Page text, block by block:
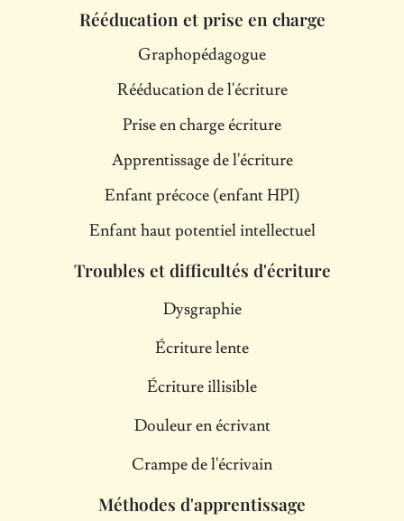
m
Rééducation et prise en charge
Graphopédagogue
Rééducation de l'écriture
Prise en charge écriture
Apprentissage de l'écriture
Enfant précoce (enfant HPI)
Enfant haut potentiel intellectuel
Troubles et difficultés d'écriture
Dysgraphie
Écriture lente
Écriture illisible
Douleur en écrivant
Crampe de l'écrivain
Méthodes d'apprentissage